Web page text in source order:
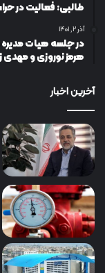
طالبی: فعالیت در
آذر ۲, ۱۴۰۱
در جلسه هیات مدیره
هرمز نوروزی و مهدی
آخرین اخبار